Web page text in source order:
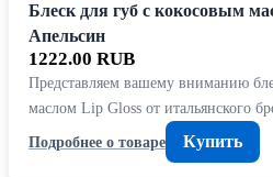
Блеск для губ с кокосовым
Апельсин
1222.00 RUB
Представляем вашему вниманию
маслом Lip Gloss от итальянского
Подробнее о товаре
Купить